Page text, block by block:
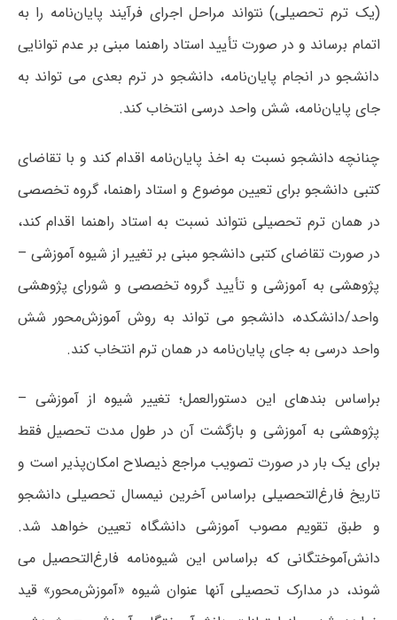
(یک ترم تحصیلی) نتواند مراحل اجرای فرآیند پایان‌نامه را به
اتمام برساند و در صورت تأیید استاد راهنما مبنی بر عدم توانایی
دانشجو در انجام پایان‌نامه، دانشجو در ترم بعدی می تواند به
جای پایان‌نامه، شش واحد درسی انتخاب کند.
چنانچه دانشجو نسبت به اخذ پایان‌نامه اقدام کند و با تقاضای
کتبی دانشجو برای تعیین موضوع و استاد راهنما، گروه تخصصی
در همان ترم تحصیلی نتواند نسبت به استاد راهنما اقدام کند،
در صورت تقاضای کتبی دانشجو مبنی بر تغییر از شیوه آموزشی –
پژوهشی به آموزشی و تأیید گروه تخصصی و شورای پژوهشی
واحد/دانشکده، دانشجو می تواند به روش آموزش‌محور شش
واحد درسی به جای پایان‌نامه در همان ترم انتخاب کند.
براساس بندهای این دستورالعمل؛ تغییر شیوه از آموزشی –
پژوهشی به آموزشی و بازگشت آن در طول مدت تحصیل فقط
برای یک بار در صورت تصویب مراجع ذیصلاح امکان‌پذیر است و
تاریخ فارغ‌التحصیلی براساس آخرین نیمسال تحصیلی دانشجو
و طبق تقویم مصوب آموزشی دانشگاه تعیین خواهد شد.
دانش‌آموختگانی که براساس این شیوه‌نامه فارغ‌التحصیل می
شوند، در مدارک تحصیلی آنها عنوان شیوه «آموزش‌محور» قید